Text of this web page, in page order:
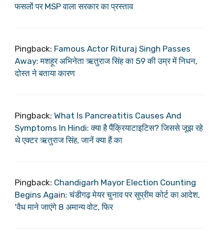
फसलों पर MSP वाला सरकार का प्रस्ताव
Pingback: Famous Actor Rituraj Singh Passes
Away: मशहूर अभिनेता ऋतुराज सिंह का 59 की उम्र में निधन,
दोस्त ने बताया कारण
Pingback: What Is Pancreatitis Causes And
Symptoms In Hindi: क्या है पैंक्रियाटाइटिस? जिससे जूझ रहे
थे एक्टर ऋतुराज सिंह, जानें क्या हैं का
Pingback: Chandigarh Mayor Election Counting
Begins Again: चंडीगढ़ मेयर चुनाव पर सुप्रीम कोर्ट का आदेश,
'वैध माने जाएंगे 8 अमान्य वोट, फिर